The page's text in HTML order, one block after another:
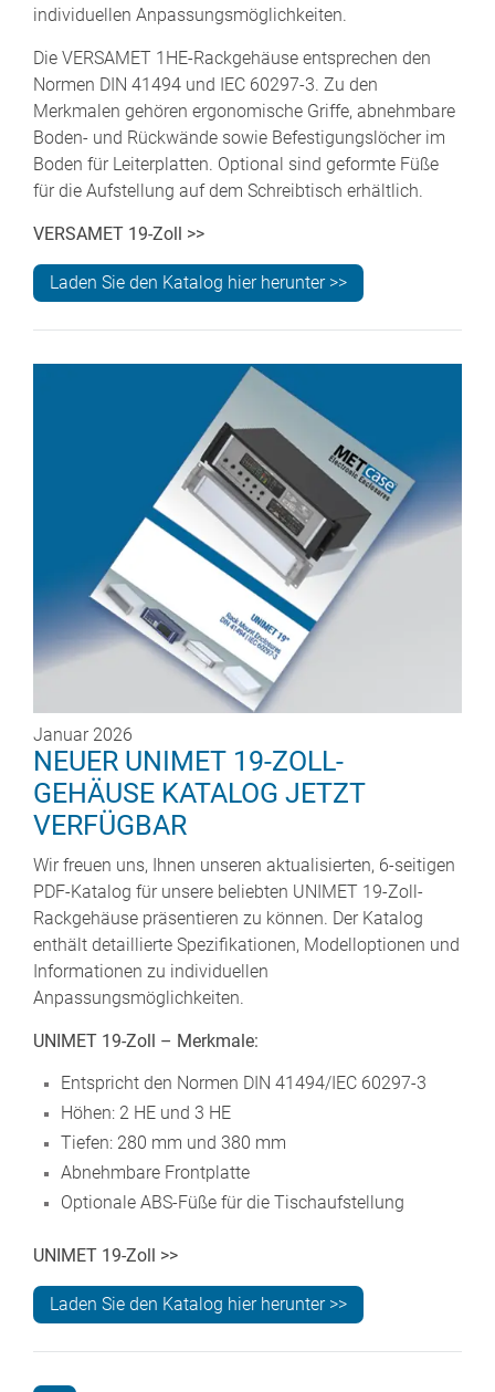
individuellen Anpassungsmöglichkeiten.
Die VERSAMET 1HE-Rackgehäuse entsprechen den
Normen DIN 41494 und IEC 60297-3. Zu den
Merkmalen gehören ergonomische Griffe, abnehmbare
Boden- und Rückwände sowie Befestigungslöcher im
Boden für Leiterplatten. Optional sind geformte Füße
für die Aufstellung auf dem Schreibtisch erhältlich.
VERSAMET 19-Zoll >>
Laden Sie den Katalog hier herunter >>
Januar 2026
NEUER UNIMET 19-ZOLL-
GEHÄUSE KATALOG JETZT
VERFÜGBAR
Wir freuen uns, Ihnen unseren aktualisierten, 6-seitigen
PDF-Katalog für unsere beliebten UNIMET 19-Zoll-
Rackgehäuse präsentieren zu können. Der Katalog
enthält detaillierte Spezifikationen, Modelloptionen und
Informationen zu individuellen
Anpassungsmöglichkeiten.
UNIMET 19-Zoll – Merkmale:
Entspricht den Normen DIN 41494/IEC 60297-3
Höhen: 2 HE und 3 HE
Tiefen: 280 mm und 380 mm
Abnehmbare Frontplatte
Optionale ABS-Füße für die Tischaufstellung
UNIMET 19-Zoll >>
Laden Sie den Katalog hier herunter >>